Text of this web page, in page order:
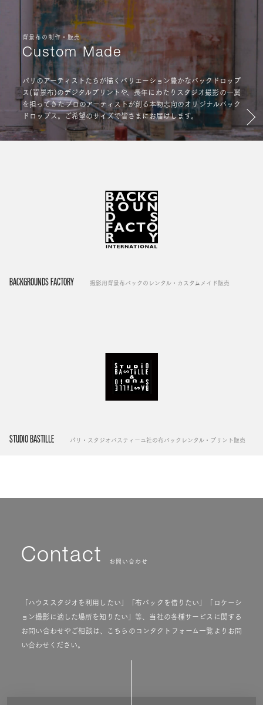
背景布の制作・販売
Custom Made
パリのアーティストたちが描くバリエーション豊かなバックドロップ
ス(背景布)のデジタルプリントや、長年にわたりスタジオ撮影の一翼
を担ってきたプロのアーティストが創る本物志向のオリジナルバック
ドロップス。ご希望のサイズで皆さまにお届けします。
BACKGROUNDS FACTORY 撮影用背景布バックのレンタル・カスタムメイド販売
STUDIO BASTILLE パリ・スタジオバスティーユ社の布バックレンタル・プリント販売
Contact お問い合わせ
「ハウススタジオを利用したい」「布バックを借りたい」「ロケーシ
ョン撮影に適した場所を知りたい」等、当社の各種サービスに関する
お問い合わせやご相談は、こちらのコンタクトフォーム一覧よりお問
い合わせください。